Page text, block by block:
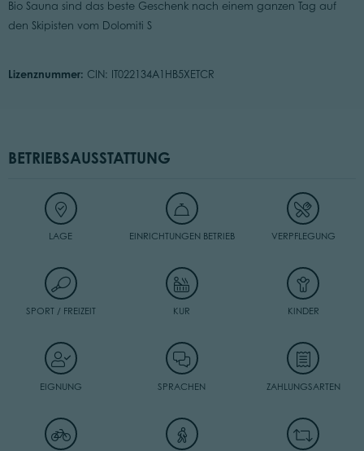
Bio Sauna sind das beste Geschenk nach einem ganzen Tag auf
den Skipisten vom Dolomiti S
Lizenznummer: CIN: IT022134A1HB5XETCR
BETRIEBSAUSSTATTUNG
LAGE EINRICHTUNGEN BETRIEB VERPFLEGUNG
SPORT / FREIZEIT KUR KINDER
EIGNUNG SPRACHEN ZAHLUNGSARTEN